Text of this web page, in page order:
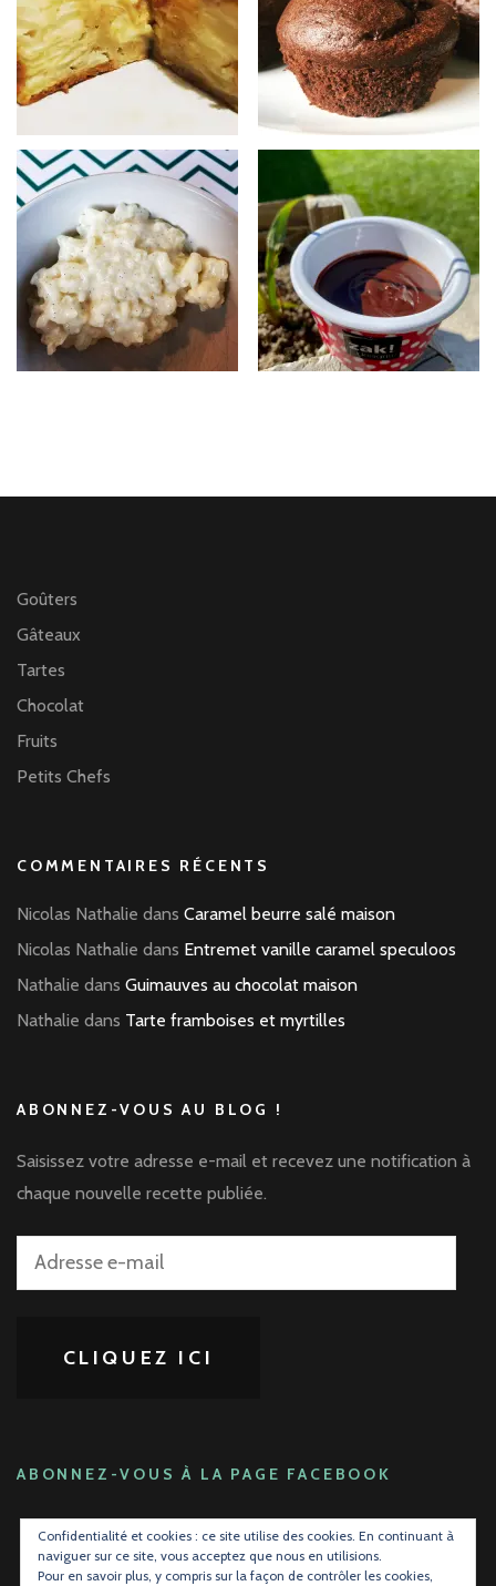
Goûters
Gâteaux
Tartes
Chocolat
Fruits
Petits Chefs
COMMENTAIRES RÉCENTS
Nicolas Nathalie dans Caramel beurre salé maison
Nicolas Nathalie dans Entremet vanille caramel speculoos
Nathalie dans Guimauves au chocolat maison
Nathalie dans Tarte framboises et myrtilles
ABONNEZ-VOUS AU BLOG !
Saisissez votre adresse e-mail et recevez une notification à
chaque nouvelle recette publiée.
Adresse
CLIQUEZ ICI
ABONNEZ-VOUS À LA PAGE FACEBOOK
Confidentialité et cookies : ce site utilise des cookies. En continuant à
naviguer sur ce site, vous acceptez que nous en utilisions.
Pour en savoir plus, y compris sur la façon de contrôler les cookies,